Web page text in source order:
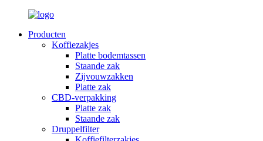
Producten
Koffiezakjes
Platte bodemtassen
Staande zak
Zijvouwzakken
Platte zak
CBD-verpakking
Platte zak
Staande zak
Druppelfilter